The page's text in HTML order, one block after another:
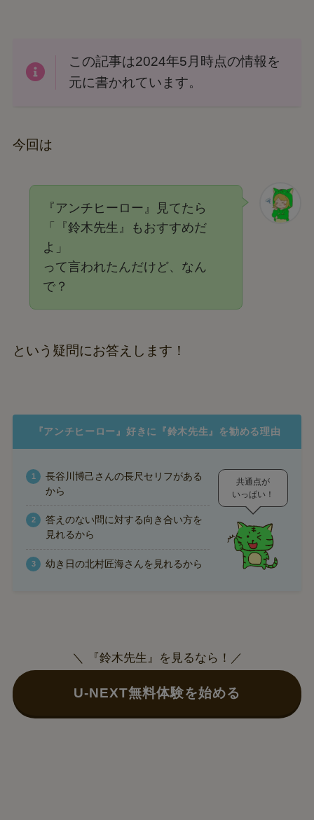
この記事は2024年5月時点の情報を
元に書かれています。
今回は
『アンチヒーロー』見てたら
「『鈴木先生』もおすすめだ
よ」
って言われたんだけど、なん
で？
という疑問にお答えします！
『アンチヒーロー』好きに『鈴木先生』を勧める理由
長谷川博己さんの長尺セリフがある
から
答えのない問に対する向き合い方を
見れるから
幼き日の北村匠海さんを見れるから
共通点が
いっぱい！
＼ 『鈴木先生』を見るなら！／
U-NEXT無料体験を始める